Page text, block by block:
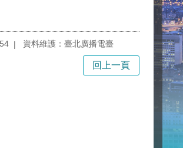
資料維護：臺北廣播電臺
回上一頁